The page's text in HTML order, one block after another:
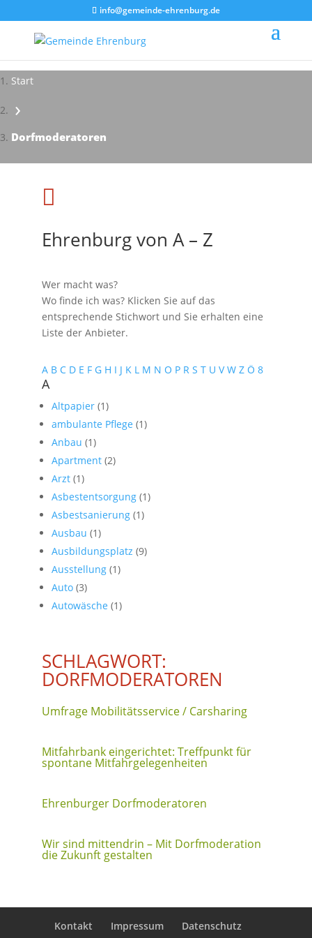
info@gemeinde-ehrenburg.de
Start
›
Dorfmoderatoren
Impressionen - Mareike Kranz

Ehrenburg von A – Z
Wer macht was?
Wo finde ich was? Klicken Sie auf das
entsprechende Stichwort und Sie erhalten eine
Liste der Anbieter.
A B C D E F G H I J K L M N O P R S T U V W Z Ö 8
A
Altpapier (1)
ambulante Pflege (1)
Anbau (1)
Apartment (2)
Arzt (1)
Asbestentsorgung (1)
Asbestsanierung (1)
Ausbau (1)
Ausbildungsplatz (9)
Ausstellung (1)
Auto (3)
Autowäsche (1)
SCHLAGWORT:
DORFMODERATOREN
Umfrage Mobilitätsservice / Carsharing
Mitfahrbank eingerichtet: Treffpunkt für
spontane Mitfahrgelegenheiten
Ehrenburger Dorfmoderatoren
Wir sind mittendrin – Mit Dorfmoderation
die Zukunft gestalten
Kontakt Impressum
Datenschutz